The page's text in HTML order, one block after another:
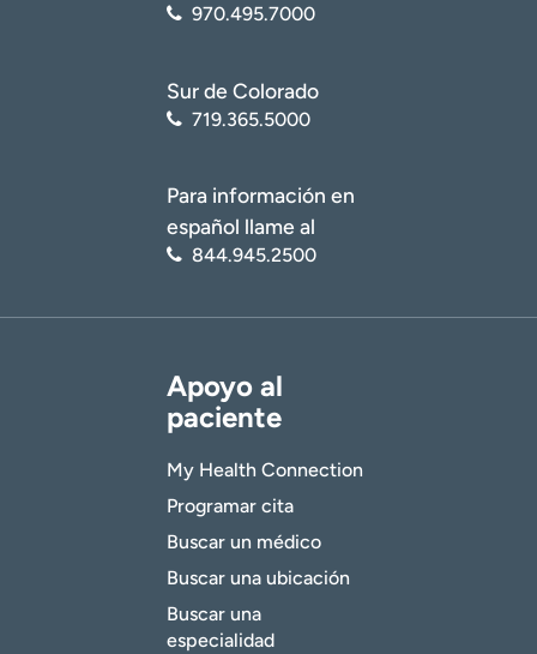
970.495.7000
Sur de Colorado
719.365.5000
Para información en
español llame al
844.945.2500
Apoyo al
paciente
My Health Connection
Programar cita
Buscar un médico
Buscar una ubicación
Buscar una
especialidad